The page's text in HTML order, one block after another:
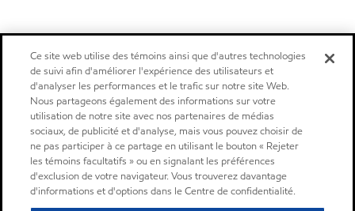
Ce site web utilise des témoins ainsi que d'autres technologies
de suivi afin d'améliorer l'expérience des utilisateurs et
d'analyser les performances et le trafic sur notre site Web.
Nous partageons également des informations sur votre
utilisation de notre site avec nos partenaires de médias
sociaux, de publicité et d'analyse, mais vous pouvez choisir de
ne pas participer à ce partage en utilisant le bouton « Rejeter
les témoins facultatifs » ou en signalant les préférences
d'exclusion de votre navigateur. Vous trouverez davantage
d'informations et d'options dans le Centre de confidentialité.